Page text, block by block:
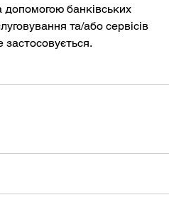
допомогою банківських
та/або сервісів